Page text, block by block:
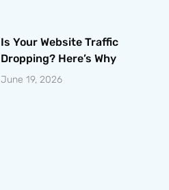
Is Your Website Traffic
Dropping? Here’s Why
June 19, 2026